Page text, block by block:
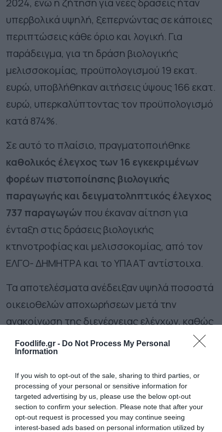
Foodlife.gr - Do Not Process My Personal
Information
If you wish to opt-out of the sale, sharing to third parties, or
processing of your personal or sensitive information for
targeted advertising by us, please use the below opt-out
section to confirm your selection. Please note that after your
opt-out request is processed you may continue seeing
interest-based ads based on personal information utilized by
2024, ενώ η ζήτηση για νέες δράσεις ήταν
υπερβολικά υψηλή, ξεπερνώντας σε κάποιες
περιπτώσεις κάθε όριο και λογική. Για
παράδειγμα, για τη δράση βιολογικής
μελισσοκομίας, προϋπολογισμού 19 εκατ.
ευρώ, υποβλήθηκαν αιτήσεις ύψους 166 εκατ.
ευρώ, υπερκαλύπτοντας τον προϋπολογισμό
κατά 874%.
Σε αυτό το πλαίσιο, πραγματοποιήθηκε
καθολικός έλεγχος των 16 εγκεκριμένων
φορέων πιστοποίησης βιολογικής
παραγωγής και δειγματοληπτικός έλεγχος
737 παραγωγώνπου έκαναν αίτηση για
ένταξη στις δράσεις βιολογικής
κτηνοτροφίας και μελισσοκομίας, από τον
ΕΛΓΟ- ΔΗΜΗΤΡΑ και το ΥΠΑΑΤ αντίστοιχα.
Τα αποτελέσματα ανέδειξαν υψηλά ποσοστά
οικειοθελών αποχωρήσεων μετά την
ανακοίνωση της διενέργειας ελέγχων, καθώς
και υψηλά ποσοστά ευρημάτων μη
συμμόρφωσης.
ελέγχους είχε ευρήματα μη συμμόρφωσης
(35%) και 1 στους 5 αποχώρησε
οικειοθελώς (20,5%), δηλαδή
περισσότεροι από τους μισούς (55,5%),